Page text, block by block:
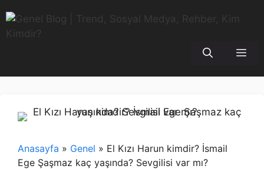
atla
Anasayfa » Genel » El Kızı Harun kimdir? İsmail
Ege Şaşmaz kaç yaşında? Sevgilisi var mı?